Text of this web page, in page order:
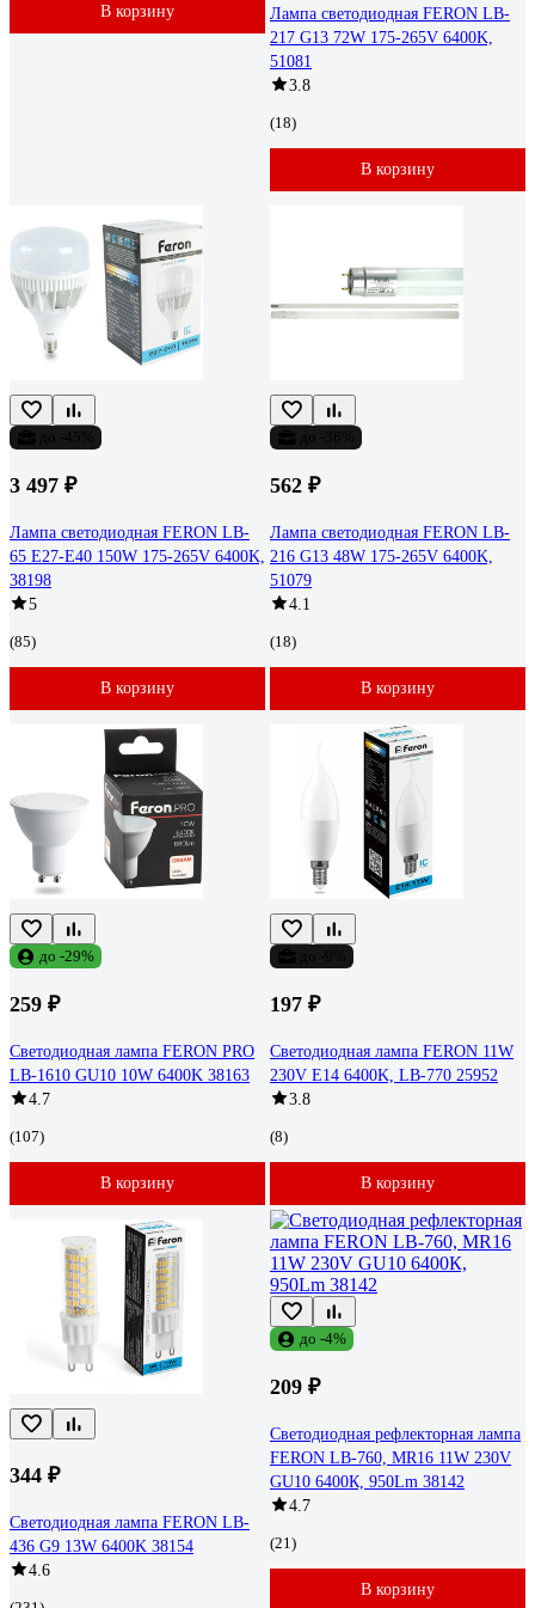
В корзину
Лампа светодиодная FERON LB-
217 G13 72W 175-265V 6400K,
51081
3.8
(18)
В корзину
3 497 ₽
Лампа светодиодная FERON LB-
65 E27-E40 150W 175-265V 6400K,
38198
5
(85)
В корзину
562 ₽
Лампа светодиодная FERON LB-
216 G13 48W 175-265V 6400K,
51079
4.1
(18)
В корзину
до -29%
259 ₽
Светодиодная лампа FERON PRO
LB-1610 GU10 10W 6400K 38163
4.7
(107)
В корзину
197 ₽
Светодиодная лампа FERON 11W
230V E14 6400K, LB-770 25952
3.8
(8)
В корзину
344 ₽
Светодиодная лампа FERON LB-
436 G9 13W 6400K 38154
4.6
до -4%
209 ₽
Светодиодная рефлекторная лампа
FERON LB-760, MR16 11W 230V
GU10 6400К, 950Lm 38142
4.7
(21)
В корзину